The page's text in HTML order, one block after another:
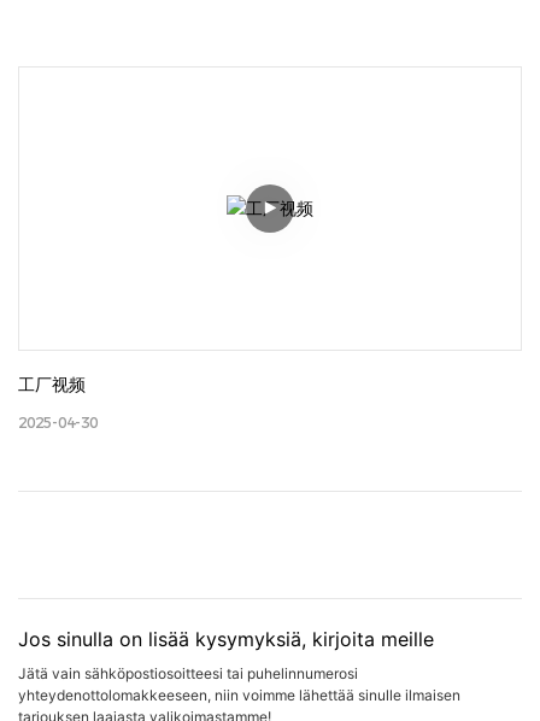
工厂视频
2025-04-30
Jos sinulla on lisää kysymyksiä, kirjoita meille
Jätä vain sähköpostiosoitteesi tai puhelinnumerosi
yhteydenottolomakkeeseen, niin voimme lähettää sinulle ilmaisen
tarjouksen laajasta valikoimastamme!